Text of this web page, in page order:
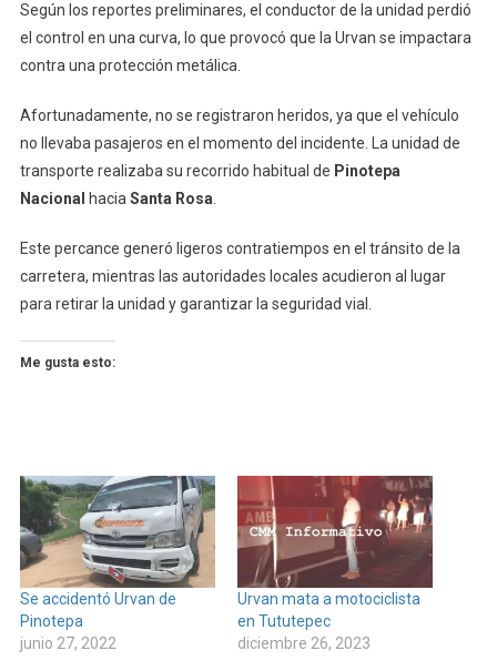
Tututepec
Según los reportes preliminares, el conductor de la unidad perdió
el control en una curva, lo que provocó que la Urvan se impactara
contra una protección metálica.
Afortunadamente, no se registraron heridos, ya que el vehículo
no llevaba pasajeros en el momento del incidente. La unidad de
transporte realizaba su recorrido habitual de Pinotepa
Nacional
hacia Santa Rosa
Este percance generó ligeros contratiempos en el tránsito de la
carretera, mientras las autoridades locales acudieron al lugar
para retirar la unidad y garantizar la seguridad vial.
Me gusta esto:
Se accidentó Urvan de
Pinotepa
junio 27, 2022
Urvan mata a motociclista
en Tututepec
diciembre 26, 2023